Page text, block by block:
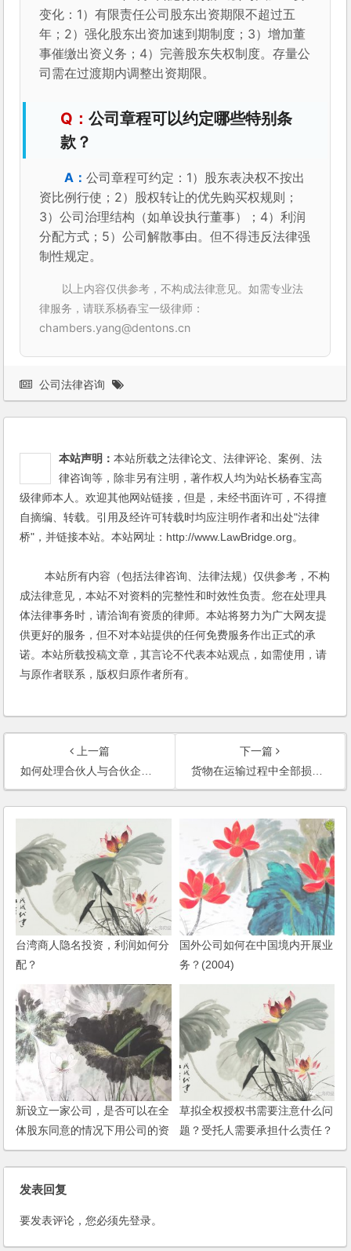
变化：1）有限责任公司股东出资期限不超过五
年；2）强化股东出资加速到期制度；3）增加董
事催缴出资义务；4）完善股东失权制度。存量公
司需在过渡期内调整出资期限。
公司章程可以约定哪些特别条
款？
公司章程可约定：1）股东表决权不按出
资比例行使；2）股权转让的优先购买权规则；
3）公司治理结构（如单设执行董事）；4）利润
分配方式；5）公司解散事由。但不得违反法律强
制性规定。
以上内容仅供参考，不构成法律意见。如需专业法
律服务，请联系杨春宝一级律师：
chambers.yang@dentons.cn
公司法律咨询
本站声明：本站所载之法律论文、法律评论、案例、法
律咨询等，除非另有注明，著作权人均为站长杨春宝高
级律师本人。欢迎其他网站链接，但是，未经书面许可，不得擅
自摘编、转载。引用及经许可转载时均应注明作者和出处"法律
桥"，并链接本站。本站网址：http://www.LawBridge.org。
本站所有内容（包括法律咨询、法律法规）仅供参考，不构
成法律意见，本站不对资料的完整性和时效性负责。您在处理具
体法律事务时，请洽询有资质的律师。本站将努力为广大网友提
供更好的服务，但不对本站提供的任何免费服务作出正式的承
诺。本站所载投稿文章，其言论不代表本站观点，如需使用，请
与原作者联系，版权归原作者所有。
上一篇
如何处理合伙人与合伙企业之间的利益冲突？
下一篇
货物在运输过程中全部损坏，我公司可以要求卖方赔偿吗？
台湾商人隐名投资，利润如何分
配？
国外公司如何在中国境内开展业
务？(2004)
新设立一家公司，是否可以在全
体股东同意的情况下用公司的资
金投资股市？
草拟全权授权书需要注意什么问
题？受托人需要承担什么责任？
发表回复
要发表评论，您必须先登录。